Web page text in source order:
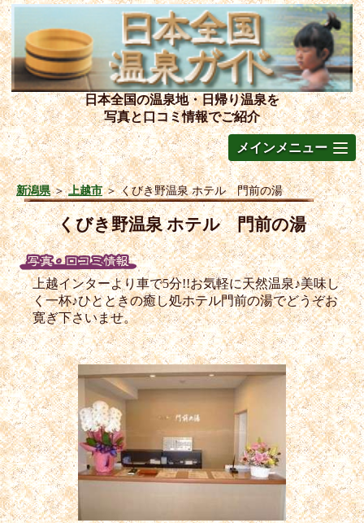
日本全国の温泉地・日帰り温泉を
写真と口コミ情報でご紹介
メインメニュー
新潟県＞上越市＞くびき野温泉 ホテル 門前の湯
くびき野温泉 ホテル 門前の湯
上越インターより車で5分!!お気軽に天然温泉♪美味し
く一杯♪ひとときの癒し処ホテル門前の湯でどうぞお
寛ぎ下さいませ。